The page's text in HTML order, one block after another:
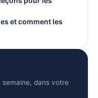
et comment les
dans votre